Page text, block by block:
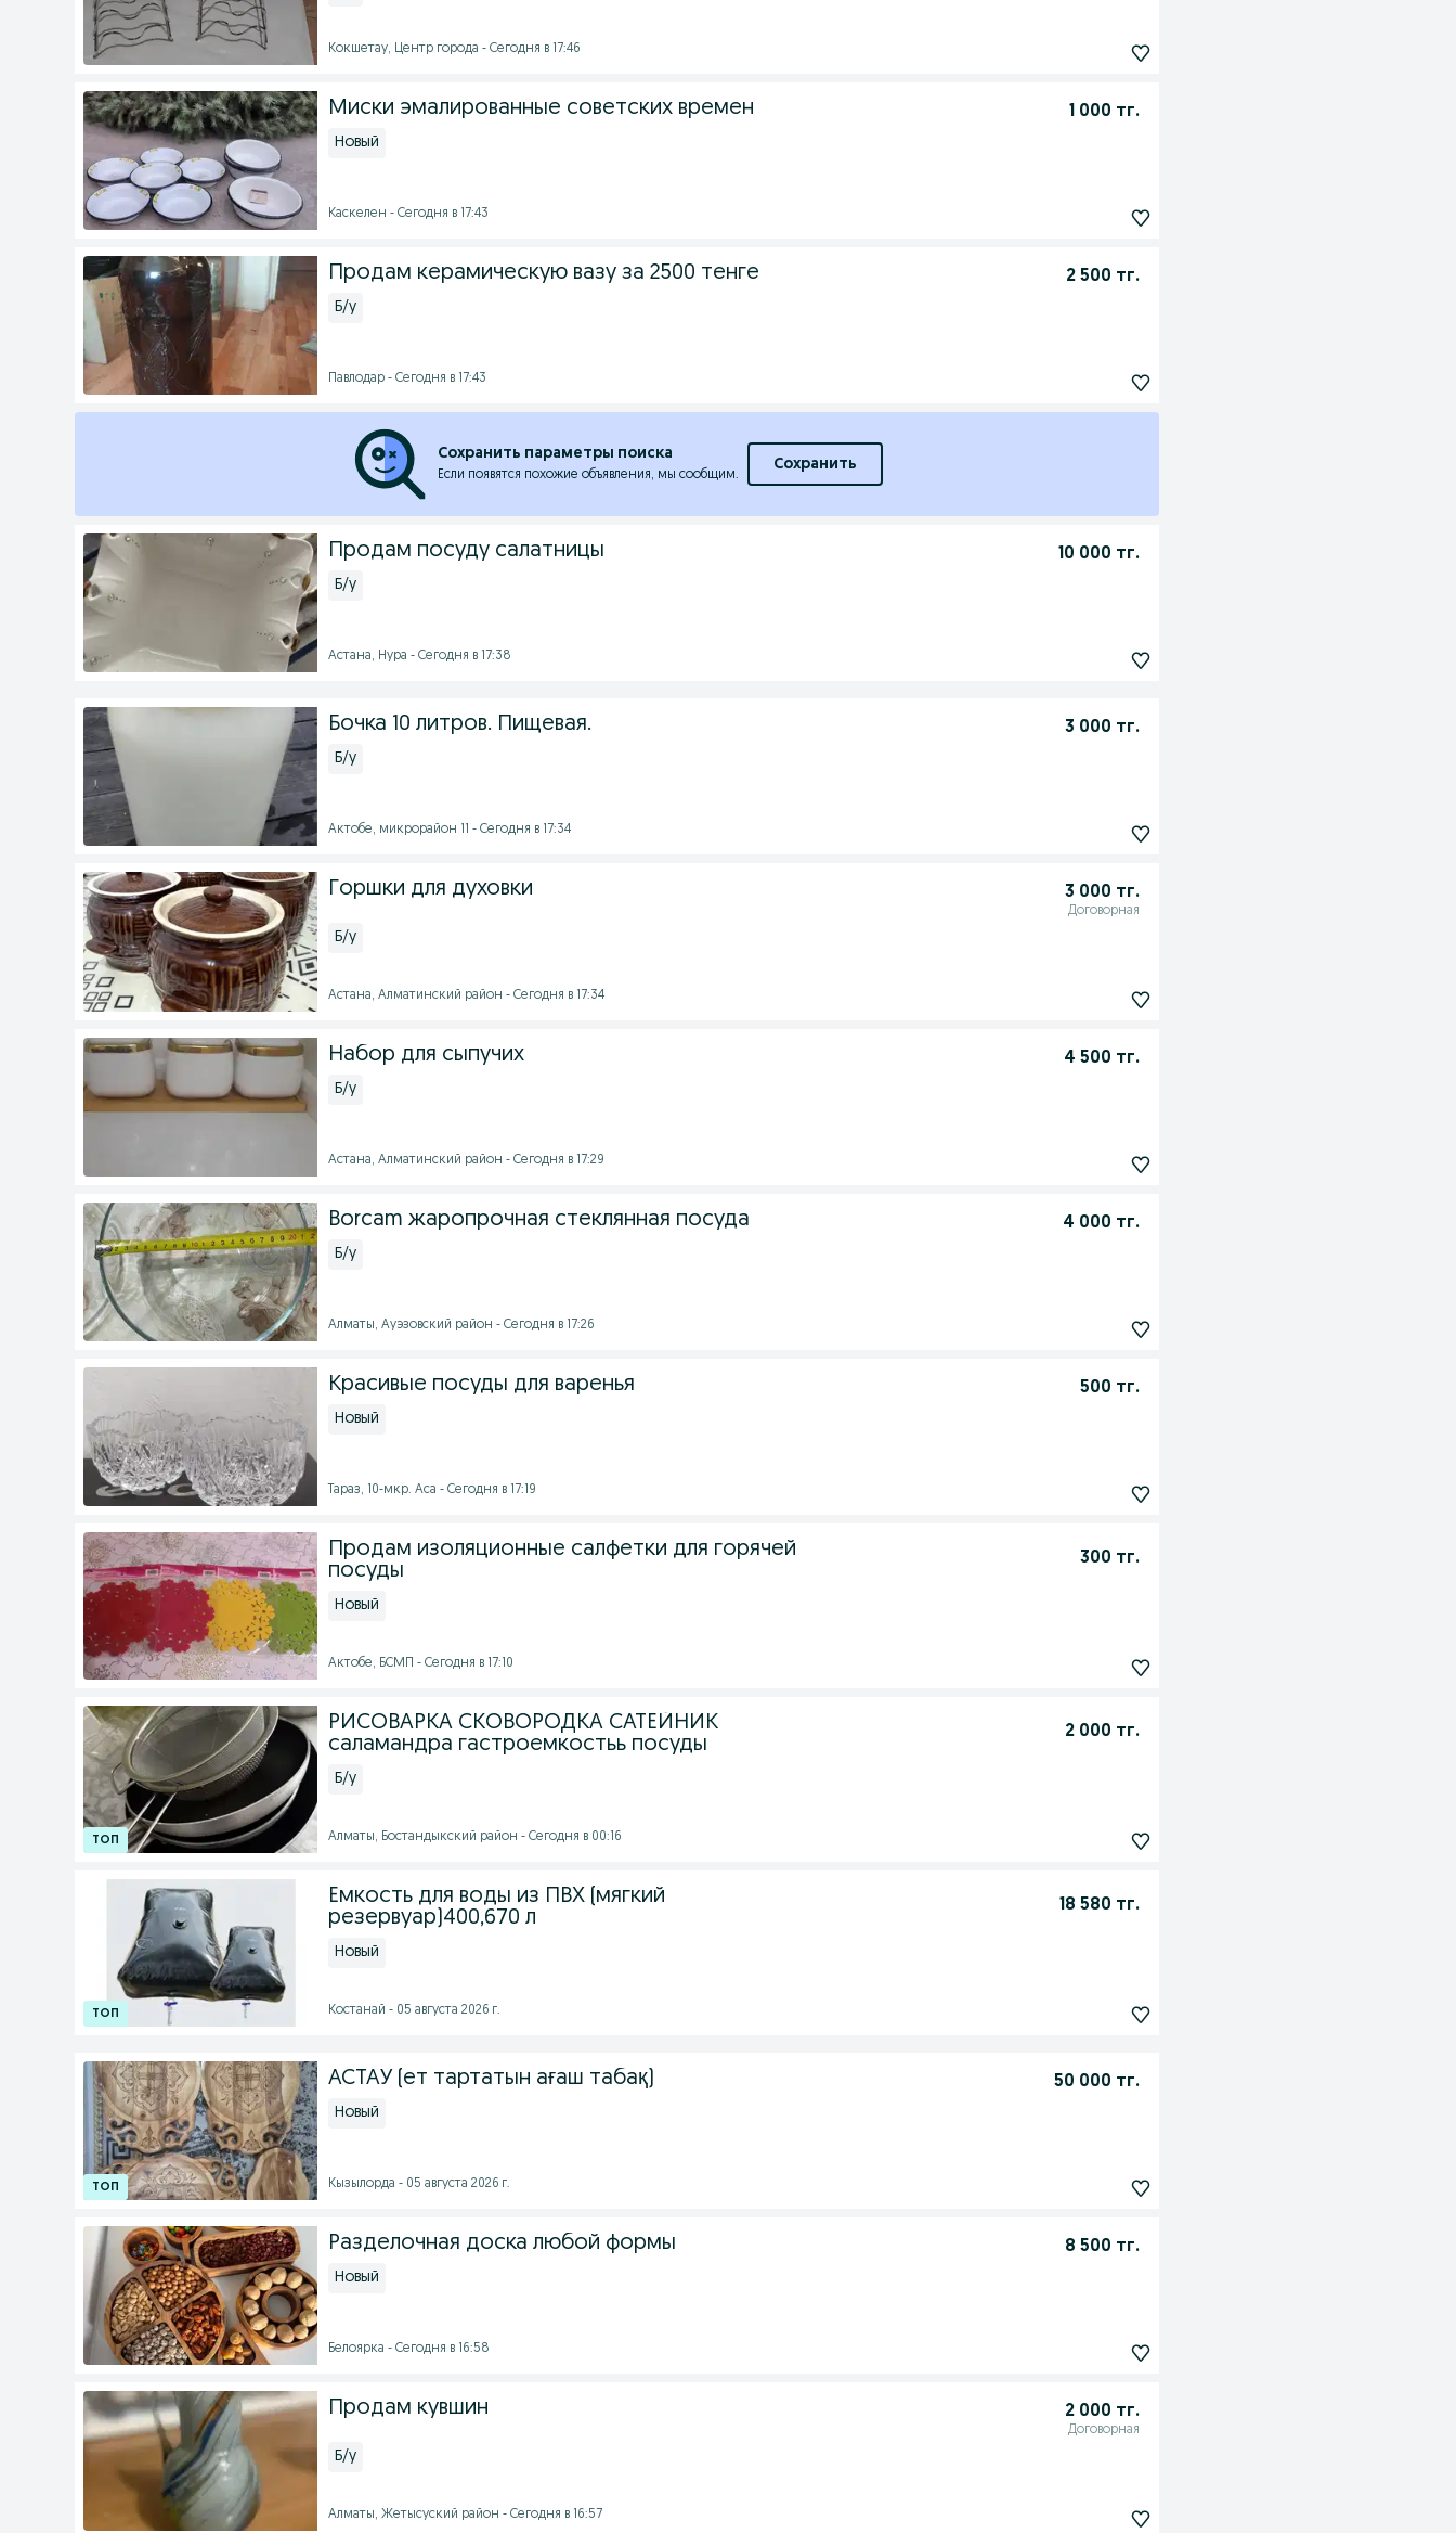
Кокшетау, Центр города - Сегодня в 17:46
Миски эмалированные советских времен 1 000 тг.
Новый
Каскелен - Сегодня в 17:43
Продам керамическую вазу за 2500 тенге 2 500 тг.
Б/у
Павлодар - Сегодня в 17:43
Сохранить параметры поиска
Если появятся похожие объявления, мы сообщим.
Сохранить
Продам посуду салатницы 10 000 тг.
Б/у
Астана, Нура - Сегодня в 17:38
Бочка 10 литров. Пищевая. 3 000 тг.
Б/у
Актобе, микрорайон 11 - Сегодня в 17:34
Горшки для духовки 3 000 тг.
Договорная
Б/у
Астана, Алматинский район - Сегодня в 17:34
Набор для сыпучих 4 500 тг.
Б/у
Астана, Алматинский район - Сегодня в 17:29
Borcam жаропрочная стеклянная посуда 4 000 тг.
Б/у
Алматы, Ауэзовский район - Сегодня в 17:26
Красивые посуды для варенья 500 тг.
Новый
Тараз, 10-мкр. Аса - Сегодня в 17:19
Продам изоляционные салфетки для горячей
посуды
300 тг.
Новый
Актобе, БСМП - Сегодня в 17:10
РИСОВАРКА СКОВОРОДКА САТЕЙНИК
саламандра гастроемкостьь посуды
2 000 тг.
Б/у
Алматы, Бостандыкский район - Сегодня в 00:16
Ёмкость для воды из ПВХ (мягкий
резервуар)400,670 л
18 580 тг.
Новый
Костанай - 05 августа 2026 г.
АСТАУ (ет тартатын ағаш табақ) 50 000 тг.
Новый
Кызылорда - 05 августа 2026 г.
Разделочная доска любой формы 8 500 тг.
Новый
Белоярка - Сегодня в 16:58
Продам кувшин 2 000 тг.
Договорная
Б/у
Алматы, Жетысуский район - Сегодня в 16:57